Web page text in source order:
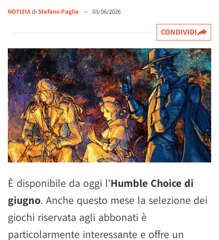
NOTIZIAdi Stefano Paglia — 03/06/2026
CONDIVIDI
È disponibile da oggi l'Humble Choice di
giugno. Anche questo mese la selezione dei
giochi riservata agli abbonati è
particolarmente interessante e offre un